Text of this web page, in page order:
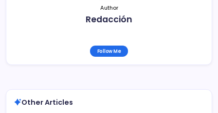
Author
Redacción
Follow Me
Other Articles